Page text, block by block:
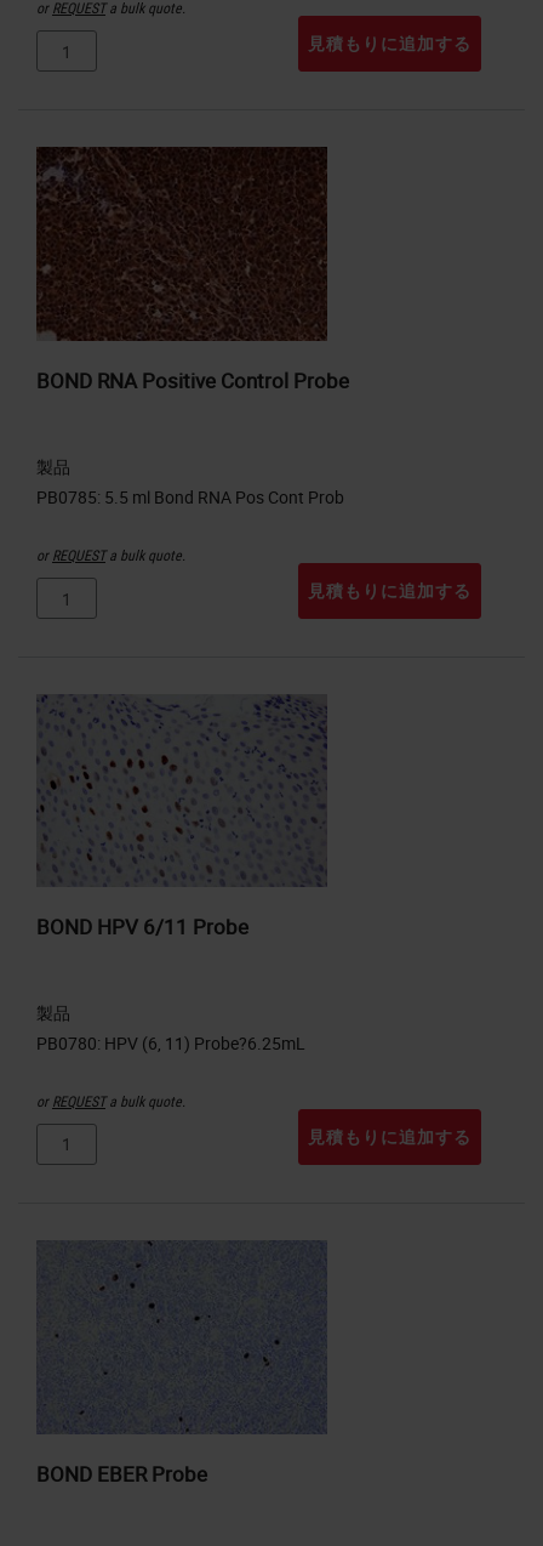
orREQUESTa bulk quote.
見積もりに追加する
BOND RNA Positive Control Probe
製品
orREQUESTa bulk quote.
見積もりに追加する
BOND HPV 6/11 Probe
製品
orREQUESTa bulk quote.
見積もりに追加する
BOND EBER Probe